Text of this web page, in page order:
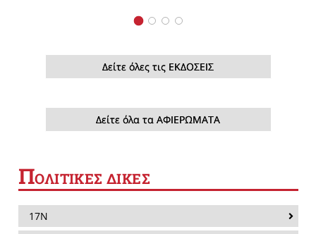
Δείτε όλες τις ΕΚΔΟΣΕΙΣ
Δείτε όλα τα ΑΦΙΕΡΩΜΑΤΑ
ΠΟΛΙΤΙΚΕΣ ΔΙΚΕΣ
17Ν